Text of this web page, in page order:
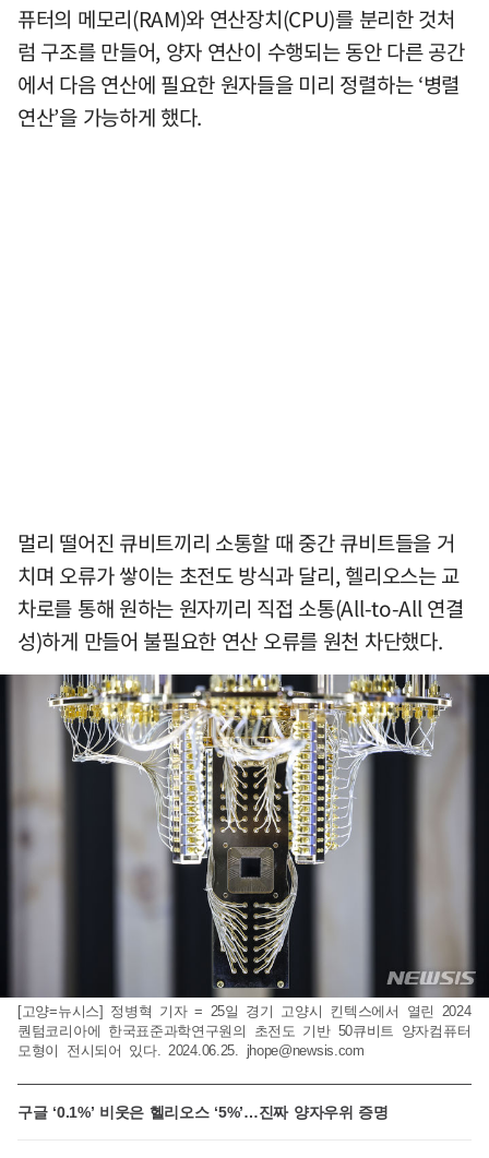
퓨터의 메모리(RAM)와 연산장치(CPU)를 분리한 것처
럼 구조를 만들어, 양자 연산이 수행되는 동안 다른 공간
에서 다음 연산에 필요한 원자들을 미리 정렬하는 ‘병렬
연산’을 가능하게 했다.
멀리 떨어진 큐비트끼리 소통할 때 중간 큐비트들을 거
치며 오류가 쌓이는 초전도 방식과 달리, 헬리오스는 교
차로를 통해 원하는 원자끼리 직접 소통(All-to-All 연결
성)하게 만들어 불필요한 연산 오류를 원천 차단했다.
[고양=뉴시스] 정병혁 기자 = 25일 경기 고양시 킨텍스에서 열린 2024
퀀텀코리아에 한국표준과학연구원의 초전도 기반 50큐비트 양자컴퓨터
모형이 전시되어 있다. 2024.06.25. jhope@newsis.com
구글 ‘0.1%’ 비웃은 헬리오스 ‘5%’…진짜 양자우위 증명